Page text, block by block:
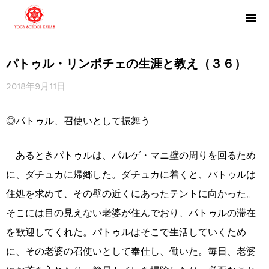
パトゥル・リンポチェの生涯と教え（３６）
2018年9月11日
◎パトゥル、召使いとして振舞う
あるときパトゥルは、パルゲ・マニ壁の周りを回るため
に、ダチュカに帰郷した。ダチュカに着くと、パトゥルは
住処を求めて、その壁の近くにあったテントに向かった。
そこには目の見えない老婆が住んでおり、パトゥルの滞在
を歓迎してくれた。パトゥルはそこで生活していくため
に、その老婆の召使いとして奉仕し、働いた。毎日、老婆